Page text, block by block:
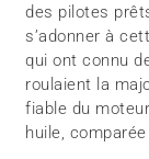
des pilotes
s’adonner à
qui ont connu
roulaient la
fiable du
huile,